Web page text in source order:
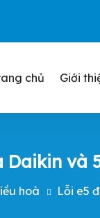
chủ Giới
Daikin và
hoà Lỗi e5